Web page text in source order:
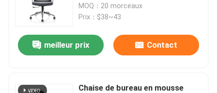
Bureau d'accueil
Bureaux modernes d'ordinateur
cloisons de séparation de bureau
appui-tête réglable
MOQ：20 morceaux
Prix：$38~43
meilleur prix Contact
Chaise de bureau en mousse